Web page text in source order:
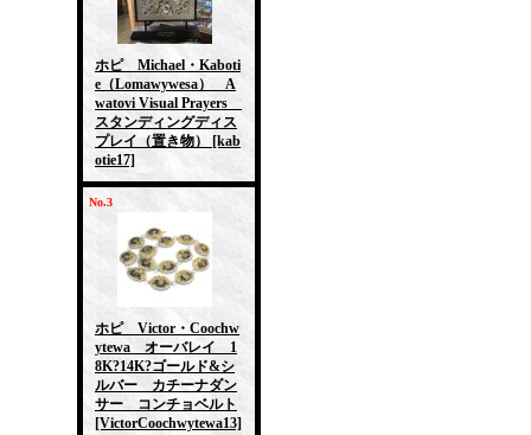
ホピ Michael・Kaboti
e（Lomawywesa） A
watovi Visual Prayers
スタンディングディス
プレイ（置き物）
[kab
otie17]
No.3
ホピ Victor・Coochw
ytewa オーバレイ 1
8K?14K?ゴールド&シ
ルバー カチーナダン
サー コンチョベルト
[VictorCoochwytewa13]